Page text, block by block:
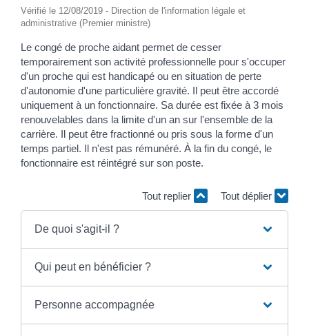
Vérifié le 12/08/2019 - Direction de l'information légale et
administrative (Premier ministre)
Le congé de proche aidant permet de cesser
temporairement son activité professionnelle pour s'occuper
d'un proche qui est handicapé ou en situation de perte
d'autonomie d'une particulière gravité. Il peut être accordé
uniquement à un fonctionnaire. Sa durée est fixée à 3 mois
renouvelables dans la limite d'un an sur l'ensemble de la
carrière. Il peut être fractionné ou pris sous la forme d'un
temps partiel. Il n'est pas rémunéré. À la fin du congé, le
fonctionnaire est réintégré sur son poste.
Tout replier Tout déplier
De quoi s'agit-il ?
Qui peut en bénéficier ?
Personne accompagnée